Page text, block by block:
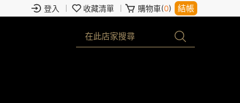
登入 收藏清單 購物車(0) 結帳